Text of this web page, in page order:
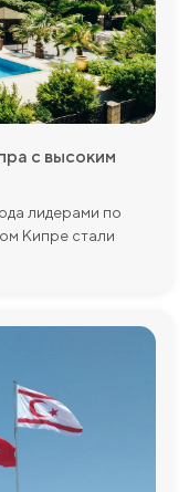
с высоким
лидерами по
Кипре стали